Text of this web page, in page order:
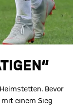
Bevor
einem Sieg